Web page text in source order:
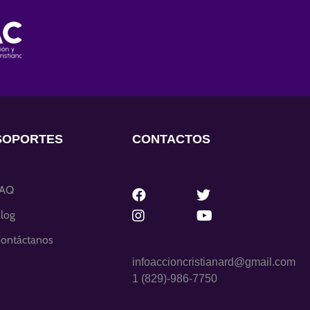
CONTACTOS
infoaccioncristianard@gmail.com
1 (829)-986-7750